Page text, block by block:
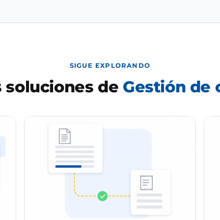
SIGUE EXPLORANDO
soluciones de Gestión de